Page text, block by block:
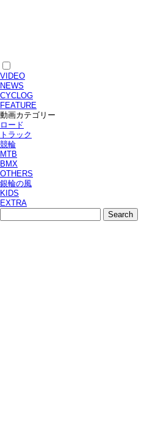
VIDEO
NEWS
CYCLOG
FEATURE
動画カテゴリー
ロード
トラック
競輪
MTB
BMX
OTHERS
銀輪の風
KIDS
EXTRA